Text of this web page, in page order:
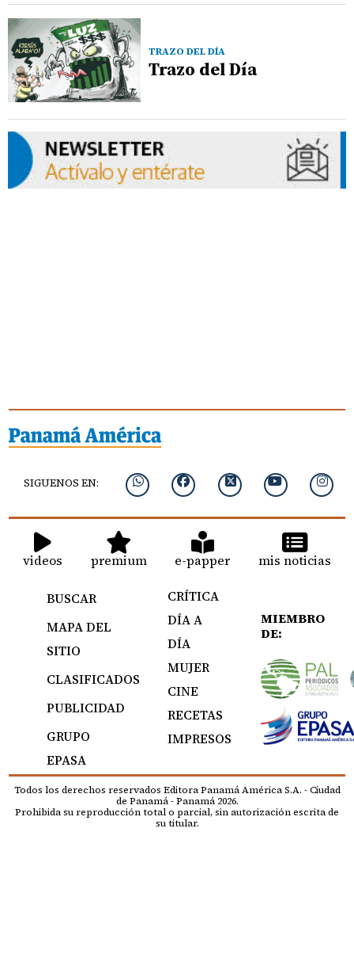
TRAZO DEL DÍA
Trazo del Día
SIGUENOS EN:
videos premium e-papper mis noticias
BUSCAR
MAPA DEL
SITIO
CLASIFICADOS
PUBLICIDAD
GRUPO
EPASA
CRÍTICA
DÍA A
DÍA
MUJER
CINE
RECETAS
IMPRESOS
MIEMBRO
DE:
Todos los derechos reservados Editora Panamá América S.A. - Ciudad
de Panamá - Panamá 2026.
Prohibida su reproducción total o parcial, sin autorización escrita de
su titular.